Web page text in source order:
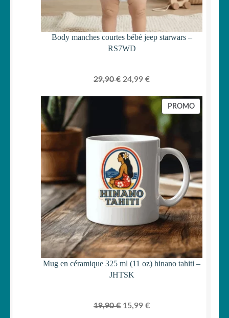
Body manches courtes bébé jeep starwars –
RS7WD
29,90€ Le
initial
était :
24,99 €Le
actuel
est :
24,99 €.
PROMOPRODUIT
Mug en céramique 325 ml (11 oz) hinano tahiti –
JHTSK
19,90€ Le
15,99 €Le